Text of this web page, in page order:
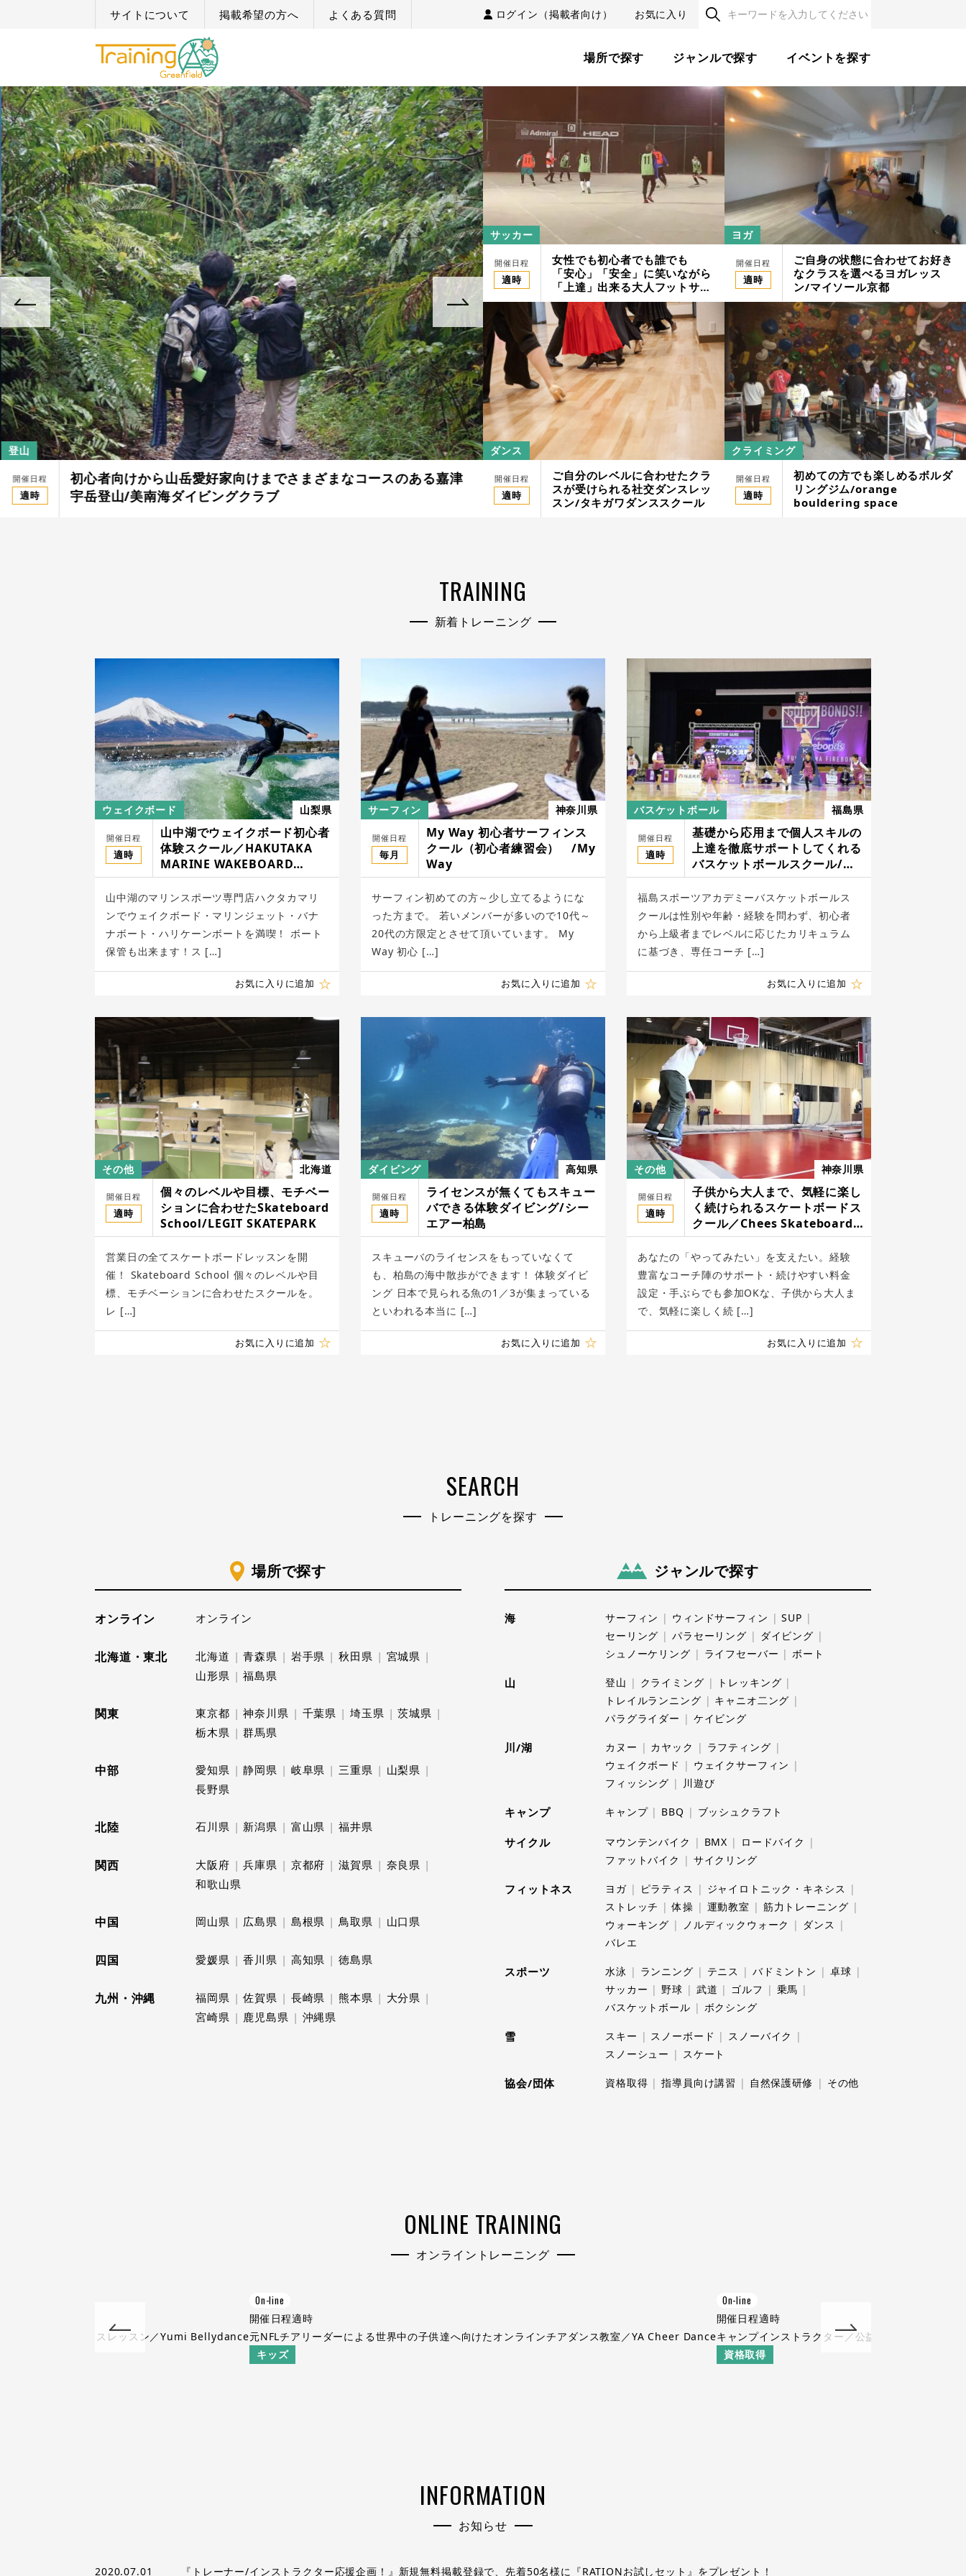
サイトについて 掲載希望の方へ よくある質問 ログイン（掲載者向け） お気に入り
場所で探す ジャンルで探す イベントを探す
登山
開催日程
適時
初心者向けから山岳愛好家向けまでさまざまなコースのある嘉津
宇岳登山/美南海ダイビングクラブ
ウェイクボード
開催日程
適時
山中湖でウェイクボード初心者体験スクール／HAKUTAKA
MARINE WAKEBOARD SCHOOL
サッカー
開催日程
適時
女性でも初心者でも誰でも
「安心」「安全」に笑いながら
「上達」出来る大人フットサル
スクール/スポーツフィールド
PACIFIC筑紫野
ヨガ
開催日程
適時
ご自身の状態に合わせてお好き
なクラスを選べるヨガレッス
ン/マイソール京都
ダンス
開催日程
適時
ご自分のレベルに合わせたクラ
スが受けられる社交ダンスレッ
スン/タキガワダンススクール
クライミング
開催日程
適時
初めての方でも楽しめるボルダ
リングジム/orange
bouldering space
TRAINING
新着トレーニング
ウェイクボード 山梨県
開催日程
適時
山中湖でウェイクボード初心者
体験スクール／HAKUTAKA
MARINE WAKEBOARD
SCHOOL
山中湖のマリンスポーツ専門店ハクタカマリ
ンでウェイクボード・マリンジェット・バナ
ナボート・ハリケーンボートを満喫！ ボート
保管も出来ます！ス […]
お気に入りに追加
サーフィン 神奈川県
開催日程
毎月
My Way 初心者サーフィンス
クール（初心者練習会） /My
Way
サーフィン初めての方～少し立てるようにな
った方まで。 若いメンバーが多いので10代～
20代の方限定とさせて頂いています。 My
Way 初心 […]
お気に入りに追加
バスケットボール 福島県
開催日程
適時
基礎から応用まで個人スキルの
上達を徹底サポートしてくれる
バスケットボールスクール/福
島スポーツアカデミー
福島スポーツアカデミーバスケットボールス
クールは性別や年齢・経験を問わず、初心者
から上級者までレベルに応じたカリキュラム
に基づき、専任コーチ […]
お気に入りに追加
その他 北海道
開催日程
適時
個々のレベルや目標、モチベー
ションに合わせたSkateboard
School/LEGIT SKATEPARK
営業日の全てスケートボードレッスンを開
催！ Skateboard School 個々のレベルや目
標、モチベーションに合わせたスクールを。
レ […]
お気に入りに追加
ダイビング 高知県
開催日程
適時
ライセンスが無くてもスキュー
バできる体験ダイビング/シー
エアー柏島
スキューバのライセンスをもっていなくて
も、柏島の海中散歩ができます！ 体験ダイビ
ング 日本で見られる魚の1／3が集まっている
といわれる本当に […]
お気に入りに追加
その他 神奈川県
開催日程
適時
子供から大人まで、気軽に楽し
く続けられるスケートボードス
クール／Chees Skateboard
School
あなたの「やってみたい」を支えたい。経験
豊富なコーチ陣のサポート・続けやすい料金
設定・手ぶらでも参加OKな、子供から大人ま
で、気軽に楽しく続 […]
お気に入りに追加
SEARCH
トレーニングを探す
場所で探す
オンライン オンライン
北海道・東北 北海道 青森県 岩手県 秋田県
宮城県
山形県
福島県
関東 東京都 神奈川県 千葉県 埼玉県
茨城県
栃木県
群馬県
中部 愛知県 静岡県 岐阜県 三重県
山梨県
長野県
北陸 石川県 新潟県 富山県 福井県
関西 大阪府 兵庫県 京都府 滋賀県
奈良県
和歌山県
中国 岡山県 広島県 島根県 鳥取県 山口県
四国 愛媛県 香川県 高知県 徳島県
九州・沖縄 福岡県 佐賀県 長崎県 熊本県
大分県
宮崎県
鹿児島県 沖縄県
ジャンルで探す
海 サーフィン ウィンドサーフィン
SUP
セーリング
パラセーリング
ダイビング
シュノーケリング
ライフセーバー ボート
山 登山 クライミング
トレッキング
トレイルランニング
キャニオ二ング
パラグライダー
ケイビング
川/湖 カヌー カヤック
ラフティング
ウェイクボード
ウェイクサーフィン
フィッシング
川遊び
キャンプ キャンプ BBQ ブッシュクラフト
サイクル マウンテンバイク BMX
ロードバイク
ファットバイク
サイクリング
フィットネス ヨガ ピラティス
ジャイロトニック・キネシス
ストレッチ
体操 運動教室
筋力トレーニング
ウォーキング
ノルディックウォーク
ダンス
バレエ
スポーツ 水泳 ランニング テニス バドミントン
卓球
サッカー
野球 武道 ゴルフ
乗馬
バスケットボール
ボクシング
雪 スキー スノーボード
スノーバイク
スノーシュー
スケート
協会/団体 資格取得 指導員向け講習 自然保護研修 その他
ONLINE TRAINING
オンライントレーニング
･尼崎のベリーダンスレッスン／Yumi Bellydance
On-line
開催日程適時
元NFLチアリーダーによる世界中の子供達へ向けたオンラインチアダンス教室／YA Cheer Dance
キッズ
On-line
開催日程適時
キャンプインストラクター／公益社団法人日本キャ
資格取得
INFORMATION
お知らせ
2020.07.01 『トレーナー/インストラクター応援企画！』新規無料掲載登録で、先着50名様に『RATIONお試しセット』をプレゼント！